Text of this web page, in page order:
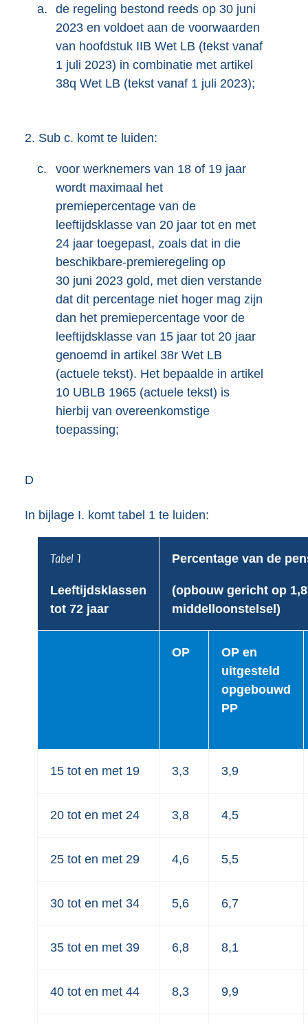
a.
de regeling bestond reeds op 30 juni
2023 en voldoet aan de voorwaarden
van hoofdstuk IIB Wet LB (tekst vanaf
1 juli 2023) in combinatie met artikel
38q Wet LB (tekst vanaf 1 juli 2023);
2. Sub c. komt te luiden:
c.
voor werknemers van 18 of 19 jaar
wordt maximaal het
premiepercentage van de
leeftijdsklasse van 20 jaar tot en met
24 jaar toegepast, zoals dat in die
beschikbare-premieregeling op
30 juni 2023 gold, met dien verstande
dat dit percentage niet hoger mag zijn
dan het premiepercentage voor de
leeftijdsklasse van 15 jaar tot 20 jaar
genoemd in artikel 38r Wet LB
(actuele tekst). Het bepaalde in artikel
10 UBLB 1965 (actuele tekst) is
hierbij van overeenkomstige
toepassing;
D
In bijlage I. komt tabel 1 te luiden:
Tabel 1
Leeftijdsklassen
tot 72 jaar
Percentage van de
(opbouw gericht op
middelloonstelsel)
OP
OP en
uitgesteld
opgebouwd
PP
15 tot en met 19 3,3 3,9
20 tot en met 24 3,8 4,5
25 tot en met 29 4,6 5,5
30 tot en met 34 5,6 6,7
35 tot en met 39 6,8 8,1
40 tot en met 44 8,3 9,9